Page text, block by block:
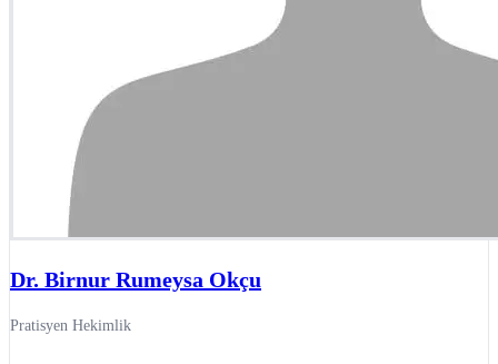
Dr. Birnur Rumeysa Okçu
Pratisyen Hekimlik